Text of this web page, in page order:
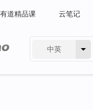
有道精品课 云笔记
中英